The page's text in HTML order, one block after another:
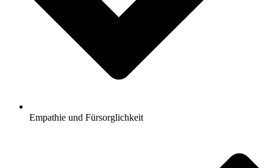
Empathie und Fürsorglichkeit